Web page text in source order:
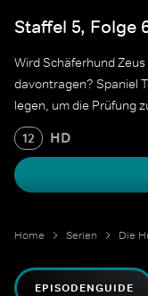
Staffel 5, Folge
Wird Schäferhund
davontragen? Spaniel
legen, um die Prüfung
12 HD
Home Serien Die
EPISODENGUIDE